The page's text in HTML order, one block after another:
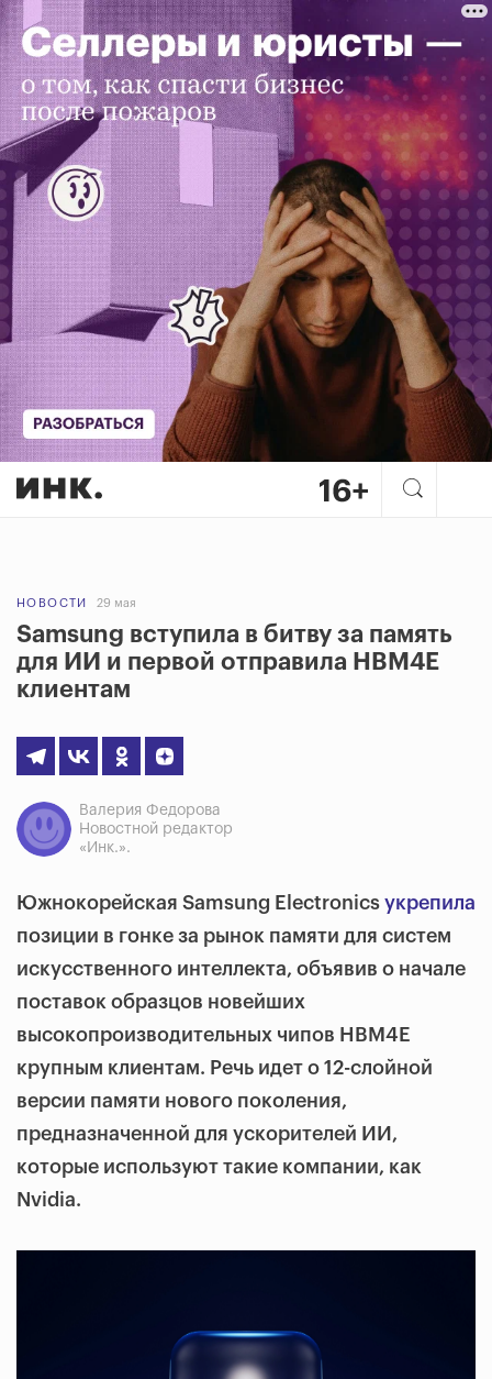
НОВОСТИ 29 мая
Samsung вступила в битву за память
для ИИ и первой отправила HBM4E
клиентам
Валерия Федорова
Новостной редактор
«Инк.».
Южнокорейская Samsung Electronics укрепила
позиции в гонке за рынок памяти для систем
искусственного интеллекта, объявив о начале
поставок образцов новейших
высокопроизводительных чипов HBM4E
крупным клиентам. Речь идет о 12-слойной
версии памяти нового поколения,
предназначенной для ускорителей ИИ,
которые используют такие компании, как
Nvidia.